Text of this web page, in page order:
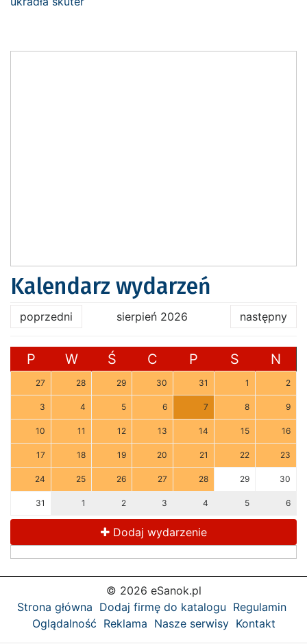
Kalendarz wydarzeń
poprzedni sierpień 2026 następny
P W Ś C P S N
27 28 29 30 31 1 2
3 4 5 6 7 8 9
10 11 12 13 14 15 16
17 18 19 20 21 22 23
24 25 26 27 28 29 30
31 1 2 3 4 5 6
Dodaj wydarzenie
© 2026 eSanok.pl
Strona główna Dodaj firmę do katalogu Regulamin
Oglądalność Reklama Nasze serwisy Kontakt